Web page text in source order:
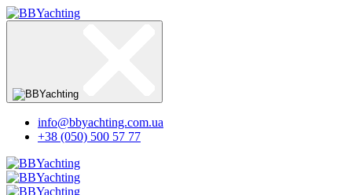
info@bbyachting.com.ua
+38 (050) 500 57 77